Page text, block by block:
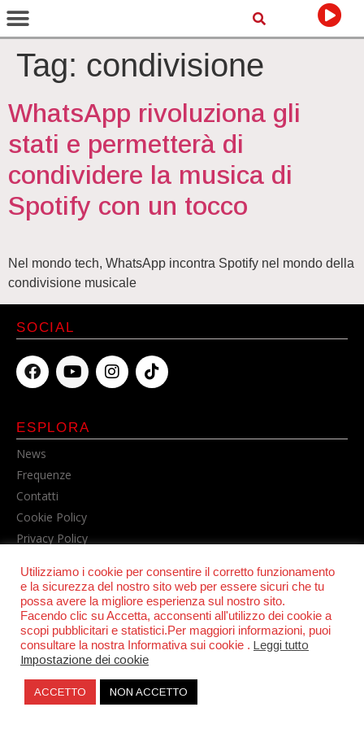
Tag: condivisione
WhatsApp rivoluziona gli
stati e permetterà di
condividere la musica di
Spotify con un tocco
Nel mondo tech, WhatsApp incontra Spotify nel mondo della
condivisione musicale
© POWER RADIO srl | C.F. e P.IVA 06157210631
ESPLORA
News
Frequenze
Contatti
Cookie Policy
Privacy Policy
SOCIAL
Utilizziamo i cookie per consentire il corretto funzionamento
e la sicurezza del nostro sito web per essere sicuri che tu
possa avere la migliore esperienza sul nostro sito.
Facendo clic su Accetta, acconsenti all'utilizzo dei cookie a
scopi pubblicitari e statistici.Per maggiori informazioni, puoi
consultare la nostra Informativa sui cookie . Leggi tutto
Impostazione dei cookie
ACCETTO NON ACCETTO